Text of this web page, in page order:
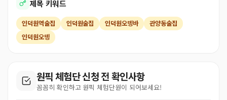
제목 키워드
인덕원역술집 인덕원술집 인덕원오뎅바
관양동술집
인덕원오뎅
원픽 체험단 신청 전 확인사항
꼼꼼히 확인하고 원픽 체험단원이 되어보세요!